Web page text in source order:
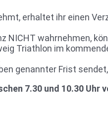
erhaltet ihr einen
NICHT wahrnehmen,
Triathlon im
genannter Frist
7.30 und 10.30 Uhr